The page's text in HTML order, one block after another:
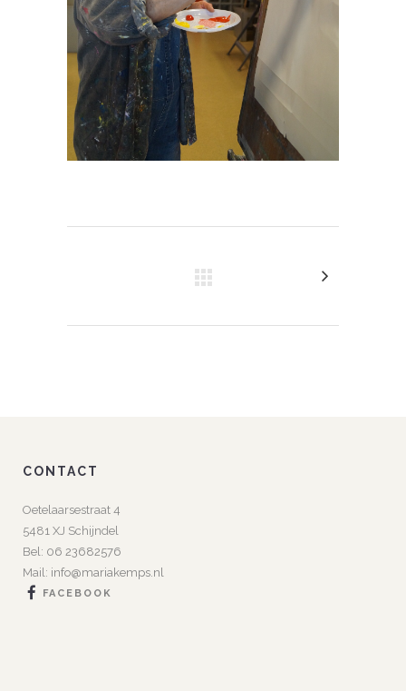
CONTACT
Oetelaarsestraat 4
5481 XJ Schijndel
Bel: 06 23682576
Mail: info@mariakemps.nl
FACEBOOK